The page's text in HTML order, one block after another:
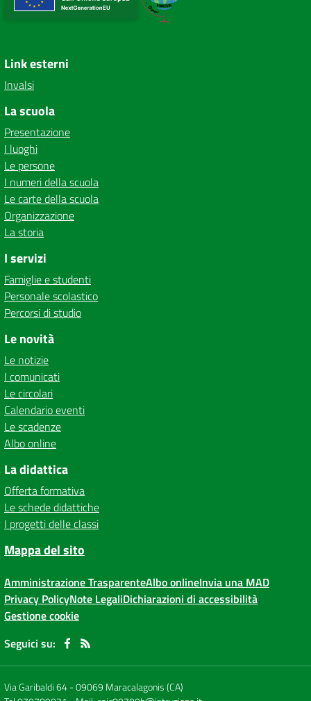
Link esterni
Invalsi
La scuola
Presentazione
I luoghi
Le persone
I numeri della scuola
Le carte della scuola
Organizzazione
La storia
I servizi
Famiglie e studenti
Personale scolastico
Percorsi di studio
Le novità
Le notizie
I comunicati
Le circolari
Calendario eventi
Le scadenze
Albo online
La didattica
Offerta formativa
Le schede didattiche
I progetti delle classi
Mappa del sito
Amministrazione TrasparenteAlbo onlineInvia una MAD
Privacy PolicyNote LegaliDichiarazioni di accessibilità
Gestione cookie
Seguici su:
Via Garibaldi 64-09069 Maracalagonis (CA)